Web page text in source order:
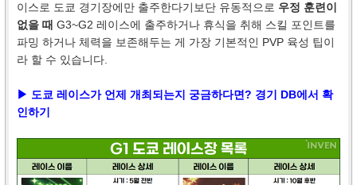
이스로 도쿄 경기장에만 출주한다기보단 유동적으로 우정 훈련이
없을 때 G3~G2 레이스에 출주하거나 휴식을 취해 스킬 포인트를
파밍 하거나 체력을 보존해두는 게 가장 기본적인 PVP 육성 팁이
라 할 수 있습니다.
▶ 도쿄 레이스가 언제 개최되는지 궁금하다면? 경기 DB에서 확
인하기